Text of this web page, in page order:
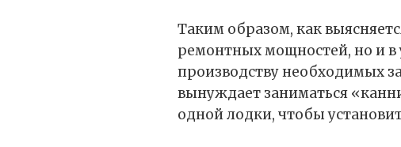
Таким образом, как
ремонтных мощностей, но и в
производству необходимых
вынуждает заниматься
одной лодки, чтобы